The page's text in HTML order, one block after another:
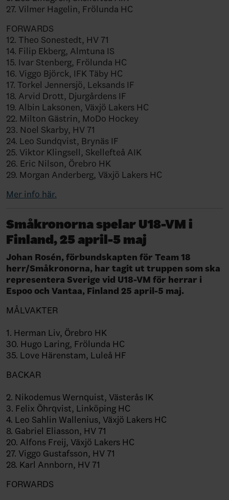
27. Vilmer Hagelin, Frölunda HC
FORWARDS
12. Theo Sonestedt, HV 71
14. Filip Ekberg, Almtuna IS
15. Ivar Stenberg, Frölunda HC
16. Viggo Björck, IFK Täby HC
17. Torkel Jennersjö, Leksands IF
18. Arvid Drott, Djurgårdens IF
19. Albin Laksonen, Växjö Lakers HC
22. Milton Gästrin, MoDo Hockey
23. Noel Skarby, HV 71
24. Leo Sundqvist, Brynäs IF
25. Viktor Klingsell, Skellefteå AIK
26. Eric Nilson, Örebro HK
29. Morgan Anderberg, Växjö Lakers HC
Mer info här.
Småkronorna spelar U18-VM i
Finland, 25 april-5 maj
Johan Rosén, förbundskapten för Team 18
herr/Småkronorna, har tagit ut truppen som ska
representera Sverige vid U18-VM för herrar i
Espoo och Vantaa, Finland 25 april-5 maj.
MÅLVAKTER
1. Herman Liv, Örebro HK
30. Hugo Laring, Frölunda HC
35. Love Härenstam, Luleå HF
BACKAR
2. Nikodemus Wernquist, Västerås IK
3. Felix Öhrqvist, Linköping HC
4. Leo Sahlin Wallenius, Växjö Lakers HC
8. Gabriel Eliasson, HV 71
20. Alfons Freij, Växjö Lakers HC
27. Viggo Gustafsson, HV 71
28. Karl Annborn, HV 71
FORWARDS